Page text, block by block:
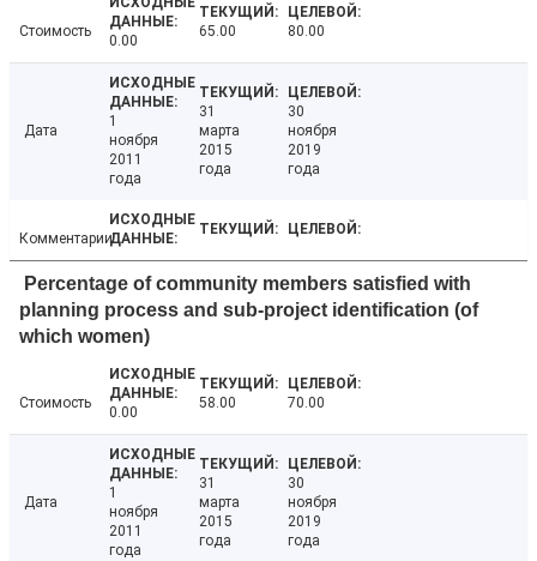
Стоимость
0.00
65.00 80.00
Дата
1
ноября
2011
года
31
марта
2015
года
30
ноября
2019
года
Комментарии
Percentage of community members satisfied with
planning process and sub-project identification (of
which women)
Стоимость
0.00
58.00 70.00
Дата
1
ноября
2011
года
31
марта
2015
года
30
ноября
2019
года